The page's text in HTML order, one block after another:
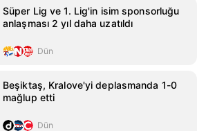
Süper Lig ve 1. Lig'in isim sponsorluğu
anlaşması 2 yıl daha uzatıldı
Dün
Beşiktaş, Kralove'yi deplasmanda 1-0
mağlup etti
Dün